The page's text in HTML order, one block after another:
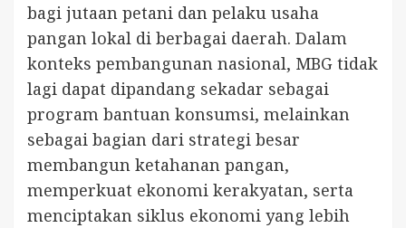
bagi jutaan petani dan pelaku usaha
pangan lokal di berbagai daerah. Dalam
konteks pembangunan nasional, MBG tidak
lagi dapat dipandang sekadar sebagai
program bantuan konsumsi, melainkan
sebagai bagian dari strategi besar
membangun ketahanan pangan,
memperkuat ekonomi kerakyatan, serta
menciptakan siklus ekonomi yang lebih